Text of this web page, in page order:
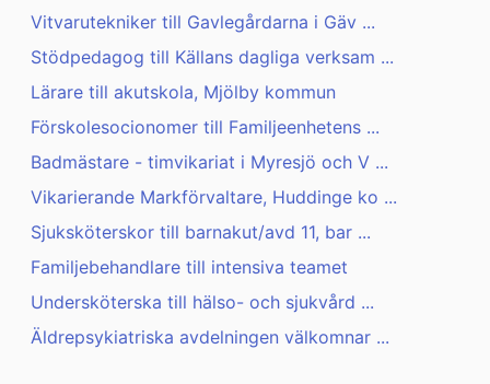
Vitvarutekniker till Gavlegårdarna i Gäv ...
Stödpedagog till Källans dagliga verksam ...
Lärare till akutskola, Mjölby kommun
Förskolesocionomer till Familjeenhetens ...
Badmästare - timvikariat i Myresjö och V ...
Vikarierande Markförvaltare, Huddinge ko ...
Sjuksköterskor till barnakut/avd 11, bar ...
Familjebehandlare till intensiva teamet
Undersköterska till hälso- och sjukvård ...
Äldrepsykiatriska avdelningen välkomnar ...